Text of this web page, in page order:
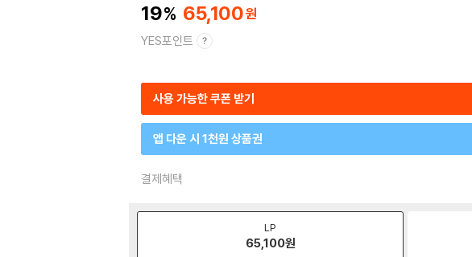
19 65,100
YES포인트
사용 가능한 쿠폰 받기
앱 다운 시 1천원 상품권
결제혜택
LP
65,100원